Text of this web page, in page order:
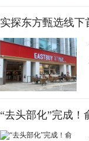
实探东方甄选线下
“去头部化”完成！